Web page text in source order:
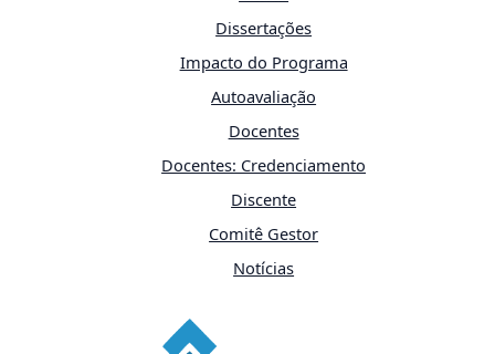
Dissertações
Impacto do Programa
Autoavaliação
Docentes
Docentes: Credenciamento
Discente
Comitê Gestor
Notícias